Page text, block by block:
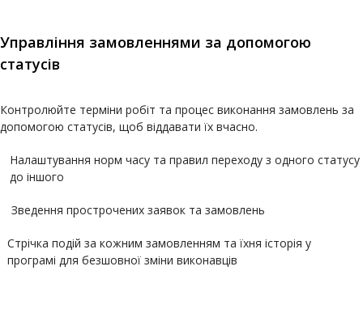
Управління замовленнями за допомогою
статусів
Контролюйте терміни робіт та процес виконання замовлень за
допомогою статусів, щоб віддавати їх вчасно.
Налаштування норм часу та правил переходу з одного статусу
до іншого
Зведення прострочених заявок та замовлень
Стрічка подій за кожним замовленням та їхня історія у
програмі для безшовної зміни виконавців